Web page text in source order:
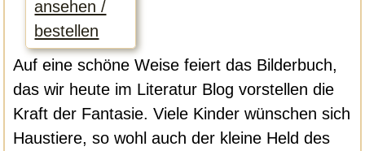
Auf eine schöne Weise feiert das Bilderbuch,
das wir heute im Literatur Blog vorstellen die
Kraft der Fantasie. Viele Kinder wünschen sich
Haustiere, so wohl auch der kleine Held des